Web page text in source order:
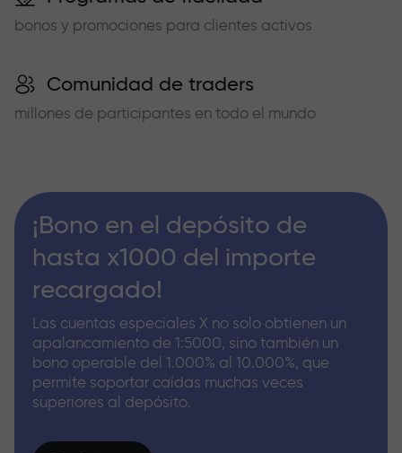
bonos y promociones para clientes activos
Comunidad de traders
millones de participantes en todo el mundo
¡Bono en el depósito de
hasta x1000 del importe
recargado!
Las cuentas especiales X no solo obtienen un
apalancamiento de 1:5000, sino también un
bono operable del 1.000% al 10.000%, que
permite soportar caídas muchas veces
superiores al depósito.